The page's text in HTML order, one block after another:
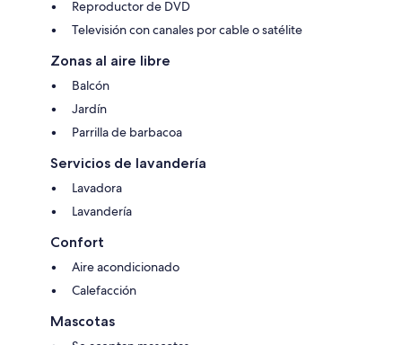
Reproductor de DVD
Televisión con canales por cable o satélite
Zonas al aire libre
Balcón
Jardín
Parrilla de barbacoa
Servicios de lavandería
Lavadora
Lavandería
Confort
Aire acondicionado
Calefacción
Mascotas